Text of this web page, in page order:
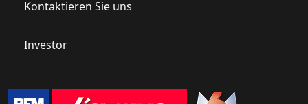
Kontaktieren Sie uns
Investor